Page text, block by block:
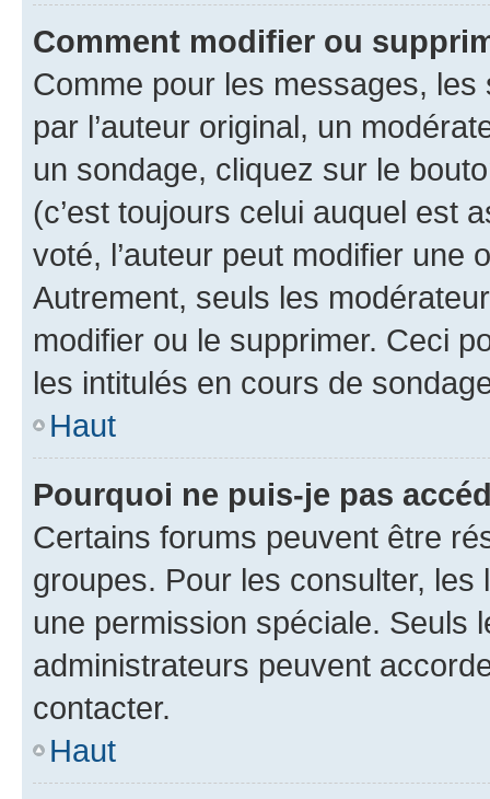
Comment modifier ou
Comme pour les messages,
par l’auteur original, un
un sondage, cliquez sur le
(c’est toujours celui auquel est
voté, l’auteur peut modifier une
Autrement, seuls les
modifier ou le supprimer. Ceci
les intitulés en cours de
Haut
Pourquoi ne puis-je pas
Certains forums peuvent être
groupes. Pour les consulter,
une permission spéciale. Seuls
administrateurs peuvent
contacter.
Haut